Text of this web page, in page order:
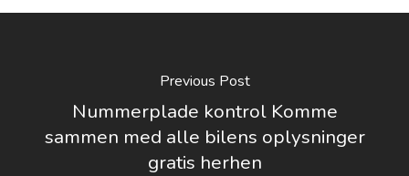
Previous Post
Nummerplade kontrol Komme
sammen med alle bilens oplysninger
gratis herhen